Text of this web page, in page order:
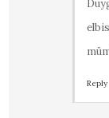
Reply